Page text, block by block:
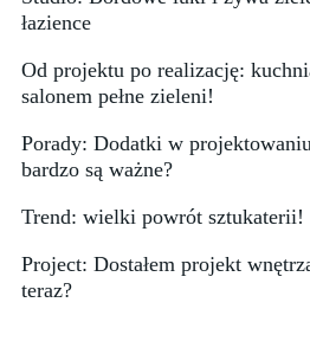
łazience
Od projektu po realizację:
salonem pełne zieleni!
Porady: Dodatki w
bardzo są ważne?
Trend: wielki powrót sztukaterii!
Project: Dostałem projekt
teraz?